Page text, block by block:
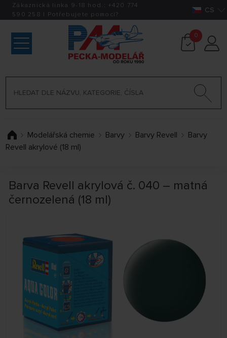
Zákaznická linka 9-18 hod.: +420 774
590 258 | Potřebujete pomoci? CS
0
Modelářská chemie Barvy Barvy Revell
Barvy
Revell akrylové (18 ml)
Barva Revell akrylová č. 040 – matná
černozelená (18 ml)